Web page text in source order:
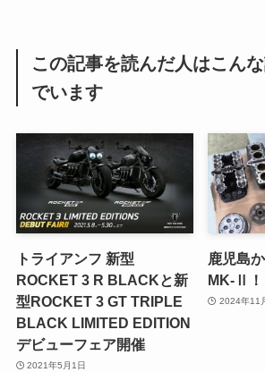
この記事を読んだ人はこん
でいます
トライアンフ 新型
ROCKET 3 R BLACKと新
型ROCKET 3 GT TRIPLE
BLACK LIMITED EDITION
デビューフェア開催
2021年5月1日
鹿児島
MK-Ⅱ！
2024年11